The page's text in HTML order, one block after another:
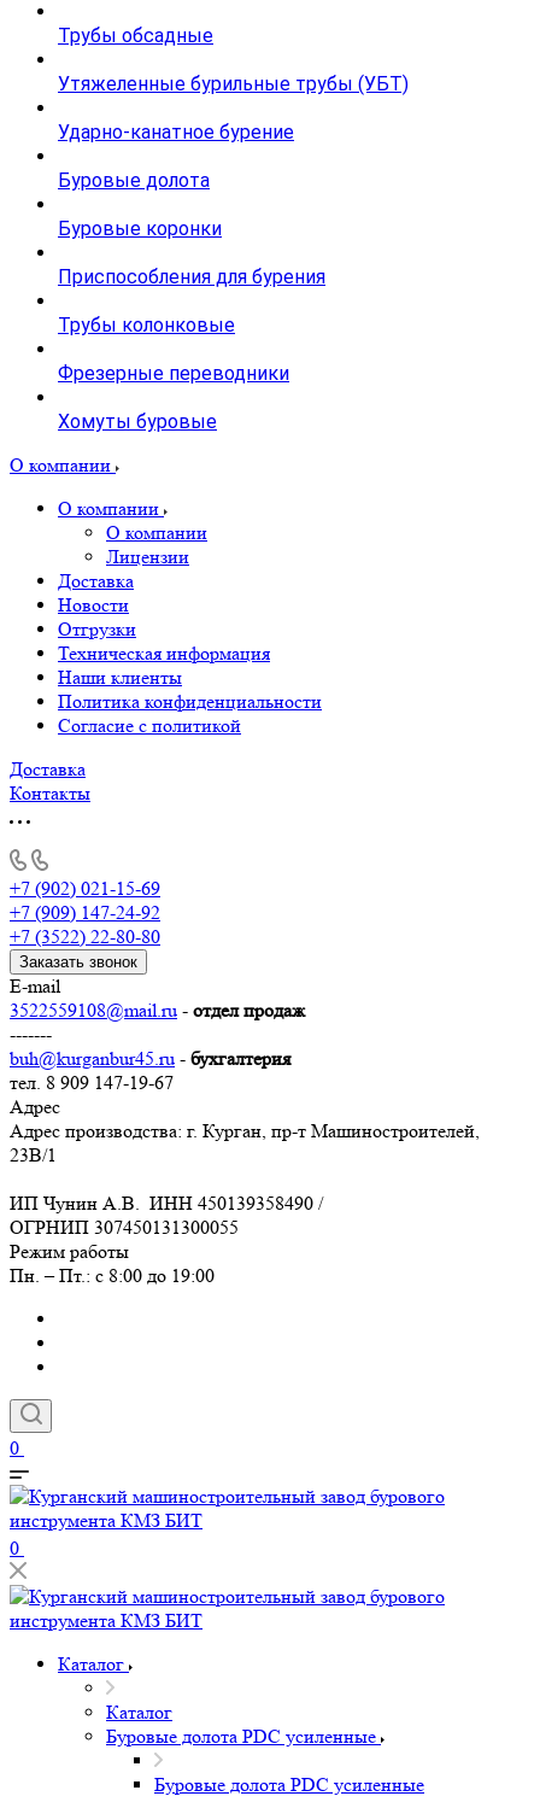
Трубы обсадные
Утяжеленные бурильные трубы (УБТ)
Ударно-канатное бурение
Буровые долота
Буровые коронки
Приспособления для бурения
Трубы колонковые
Фрезерные переводники
Хомуты буровые
О компании
О компании
О компании
Лицензии
Доставка
Новости
Отгрузки
Техническая информация
Наши клиенты
Политика конфиденциальности
Согласие с политикой
Доставка
Контакты
+7 (902) 021-15-69
+7 (909) 147-24-92
+7 (3522) 22-80-80
Заказать звонок
E-mail
3522559108@mail.ru - отдел продаж
-------
buh@kurganbur45.ru - бухгалтерия
тел. 8 909 147-19-67
Адрес
Адрес производства: г. Курган, пр-т Машиностроителей,
23В/1
ИП Чунин А.В. ИНН 450139358490 /
ОГРНИП 307450131300055
Режим работы
Пн. – Пт.: с 8:00 до 19:00
0
0
Каталог
Каталог
Буровые долота PDC усиленные
Буровые долота PDC усиленные